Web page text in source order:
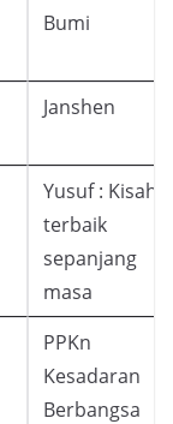
Bumi
Janshen
Yusuf : Kisah
terbaik
sepanjang
masa
PPKn
Kesadaran
Berbangsa